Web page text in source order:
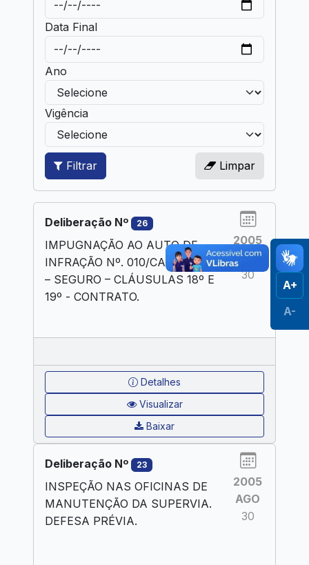
Data Final
Ano
Vigência
Filtrar Limpar
Deliberação Nº 26
IMPUGNAÇÃO AO AUTO DE
INFRAÇÃO Nº. 010/CATRA/2005
– SEGURO – CLÁUSULAS 18º E
19º - CONTRATO.
2005
AGO
30
Detalhes
Visualizar
Baixar
Deliberação Nº 23
INSPEÇÃO NAS OFICINAS DE
MANUTENÇÃO DA SUPERVIA.
DEFESA PRÉVIA.
2005
AGO
30
A+
A-